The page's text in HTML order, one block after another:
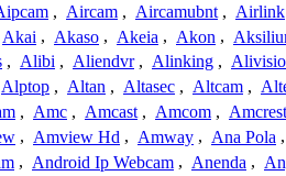
, Aircam , Aircamubnt , Airlink
Akai , Akaso , Akeia , Akon ,
, Alibi , Aliendvr , Alinking ,
Alptop , Altan , Altasec , Altcam ,
, Amc , Amcast , Amcom , Amcrest
, Amview Hd , Amway , Ana Pola ,
, Android Ip Webcam , Anenda ,